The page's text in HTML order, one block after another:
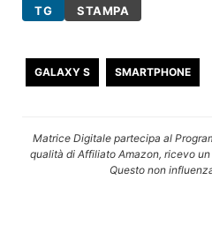
TG STAMPA
GALAXY S SMARTPHONE
Matrice Digitale partecipa al
qualità di Affiliato Amazon, ricevo
Questo non